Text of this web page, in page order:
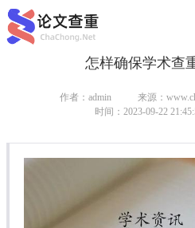
怎样确保学术查
作者：admin
来源：
时间：2023-09-22